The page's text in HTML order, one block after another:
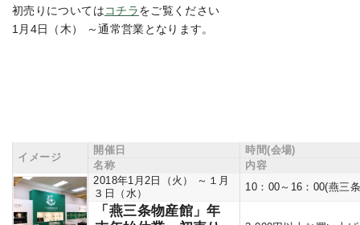
初売りについてはコチラをご覧ください
1月4日（木） ～通常営業となります。
イメージ
開催日
時間(会場)
名称
内容
2018年1月2日（火） ～１月
３日（水）
10：00～16：00(燕三
「燕三条物産館」年